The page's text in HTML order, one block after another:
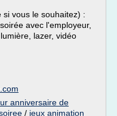
vous le souhaitez) :
avec l'employeur,
lazer, vidéo
anniversaire de
/ jeux animation